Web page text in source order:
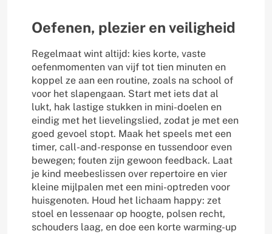
Oefenen, plezier en veiligheid
Regelmaat wint altijd: kies korte, vaste
oefenmomenten van vijf tot tien minuten en
koppel ze aan een routine, zoals na school of
voor het slapengaan. Start met iets dat al
lukt, hak lastige stukken in mini-doelen en
eindig met het lievelingslied, zodat je met een
goed gevoel stopt. Maak het speels met een
timer, call-and-response en tussendoor even
bewegen; fouten zijn gewoon feedback. Laat
je kind meebeslissen over repertoire en vier
kleine mijlpalen met een mini-optreden voor
huisgenoten. Houd het lichaam happy: zet
stoel en lessenaar op hoogte, polsen recht,
schouders laag, en doe een korte warming-up